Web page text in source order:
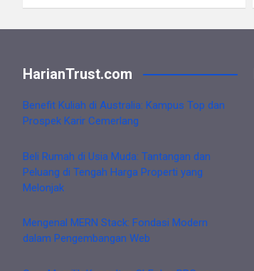
HarianTrust.com
Benefit Kuliah di Australia: Kampus Top dan
Prospek Karir Cemerlang
Beli Rumah di Usia Muda: Tantangan dan
Peluang di Tengah Harga Properti yang
Melonjak
Mengenal MERN Stack: Fondasi Modern
dalam Pengembangan Web